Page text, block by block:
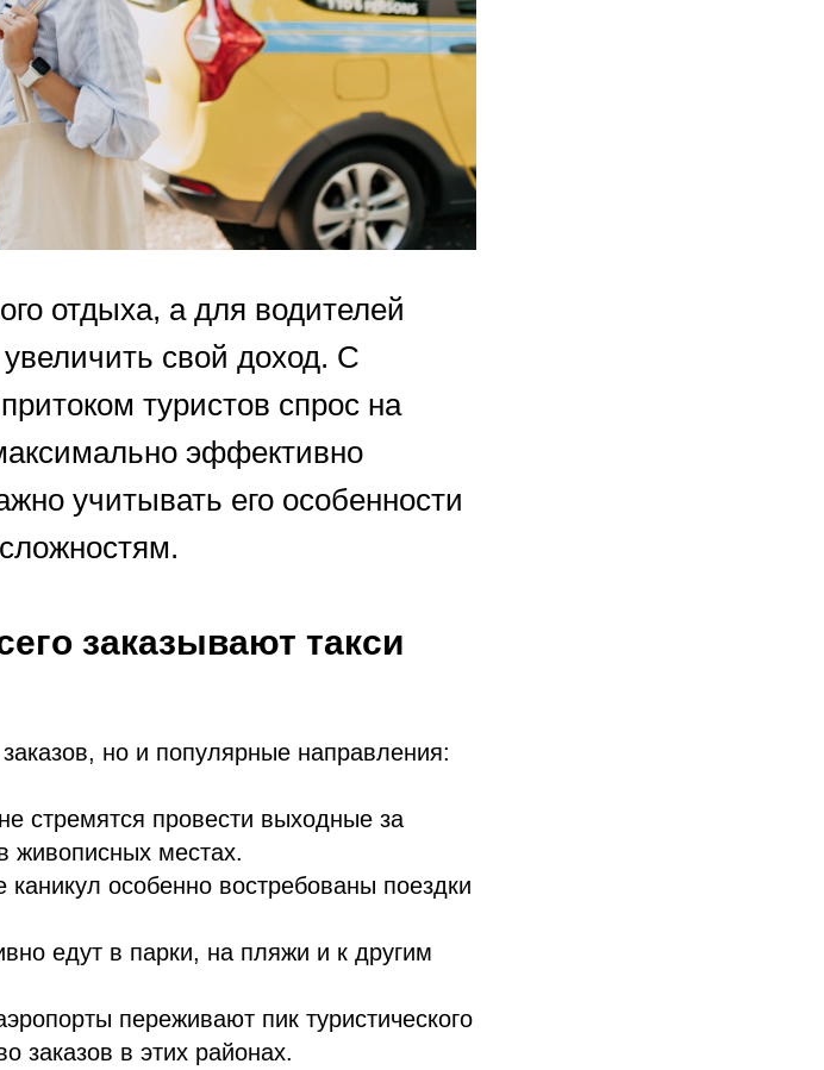
отдыха, а для водителей
свой доход. С
туристов спрос на
эффективно
учитывать его особенности
заказывают такси
но и популярные направления:
стремятся провести выходные за
живописных местах.
каникул особенно востребованы поездки
едут в парки, на пляжи и к другим
переживают пик туристического
заказов в этих районах.